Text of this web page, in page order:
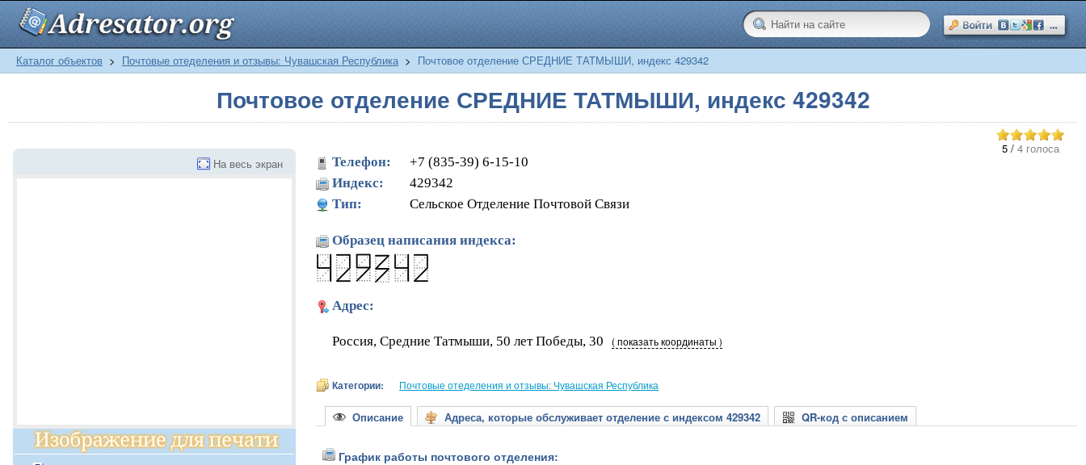
Каталог объектов > Почтовые отеделения и отзывы: Чувашская Республика > Почтовое отделение СРЕДНИЕ ТАТМЫШИ, индекс 429342
Почтовое отделение СРЕДНИЕ ТАТМЫШИ, индекс 429342
5 / 4 голоса
На весь экран
Телефон:
+7 (835-39) 6-15-10
Индекс:
429342
Тип:
Сельское Отделение Почтовой Связи
Образец написания индекса:
Адрес:
Россия, Средние Татмыши, 50 лет Победы, 30 ( показать координаты )
Категории: Почтовые отеделения и отзывы: Чувашская Республика
Описание Адреса, которые обслуживает отделение с индексом 429342 QR-код с описанием
График работы почтового отделения: